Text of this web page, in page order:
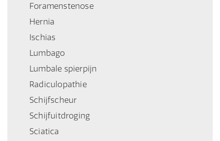
Foramenstenose
Hernia
Ischias
Lumbago
Lumbale spierpijn
Radiculopathie
Schijfscheur
Schijfuitdroging
Sciatica